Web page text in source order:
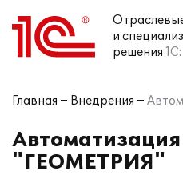
и
решения
Главная Внедрения
"ГЕОМЕТРИЯ"